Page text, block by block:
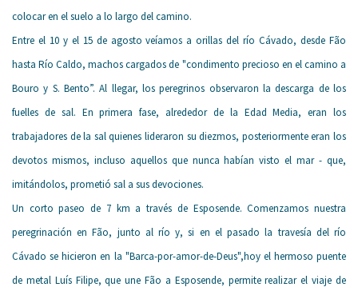
colocar en el suelo a lo largo del camino.
Entre el 10 y el 15 de agosto veíamos a orillas del río Cávado, desde Fão
hasta Río Caldo, machos cargados de "condimento precioso en el camino a
Bouro y S. Bento”. Al llegar, los peregrinos observaron la descarga de los
fuelles de sal. En primera fase, alrededor de la Edad Media, eran los
trabajadores de la sal quienes lideraron su diezmos, posteriormente eran los
devotos mismos, incluso aquellos que nunca habían visto el mar - que,
imitándolos, prometió sal a sus devociones.
Un corto paseo de 7 km a través de Esposende. Comenzamos nuestra
peregrinación en Fão, junto al río y, si en el pasado la travesía del río
Cávado se hicieron en la "Barca-por-amor-de-Deus",hoy el hermoso puente
de metal Luís Filipe, que une Fão a Esposende, permite realizar el viaje de